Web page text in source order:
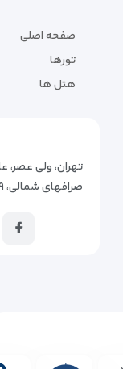
صفحه اصلی
تورها
هتل ها
صرافهای شمالی، ۱۹ شمالی پ ۲۱